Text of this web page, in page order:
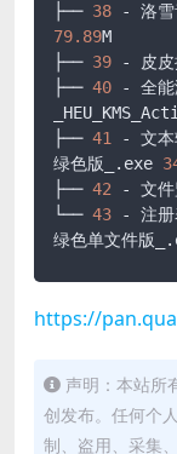
├── 38 - 洛雪
79.89M
├── 39 - 皮皮
├── 40 - 全能
├── 41
- 文本
绿色版_.exe
├── 42 - 文件
└── 43 - 注册
绿色单文件版
https://
声明：本站所
创发布。任何个
制、盗用、采集